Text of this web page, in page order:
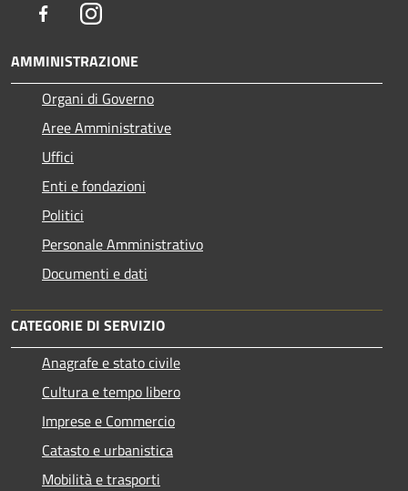
FacebookInstagram
AMMINISTRAZIONE
Organi di Governo
Aree Amministrative
Uffici
Enti e fondazioni
Politici
Personale Amministrativo
Documenti e dati
CATEGORIE DI SERVIZIO
Anagrafe e stato civile
Cultura e tempo libero
Imprese e Commercio
Catasto e urbanistica
Mobilità e trasporti